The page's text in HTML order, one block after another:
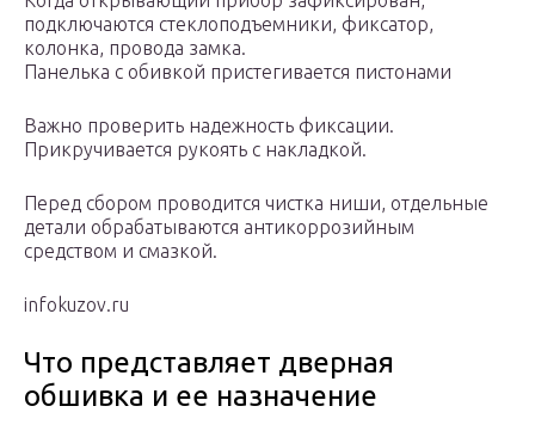
подключаются стеклоподъемники, фиксатор,
колонка, провода замка.
Панелька с обивкой пристегивается пистонами
Важно проверить надежность фиксации.
Прикручивается рукоять с накладкой.
Перед сбором проводится чистка ниши, отдельные
детали обрабатываются антикоррозийным
средством и смазкой.
infokuzov.ru
Что представляет дверная
обшивка и ее назначение